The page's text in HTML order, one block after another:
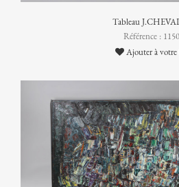
Tableau
Référence :
Ajouter à votre